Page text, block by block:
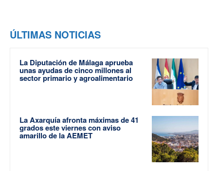
ÚLTIMAS NOTICIAS
La Diputación de Málaga aprueba
unas ayudas de cinco millones al
sector primario y agroalimentario
La Axarquía afronta máximas de 41
grados este viernes con aviso
amarillo de la AEMET